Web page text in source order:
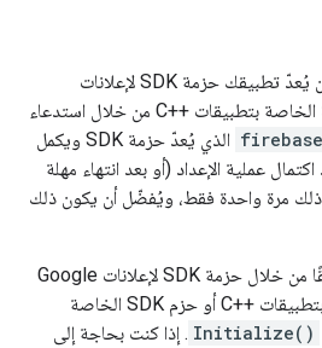
قبل تحميل الإعلانات، يجب أن يُعدّ تطبيقك حزمة SDK لإعلانات
الذي يُعدّ حزمة SDK ويكمل
اكتمال عملية الإعداد (أو بعد انتهاء مهلة
إجراء ذلك مرة واحدة فقط، ويُفضّل أن يكون ذلك
قد يتم تحميل الإعلانات مسبقًا من خلال حزمة SDK لإعلانات Google
على الأجهزة الجوّالة الخاصة بتطبيقات ++C أو حزم SDK الخاصة
Initialize() . إذا كنت بحاجة إلى